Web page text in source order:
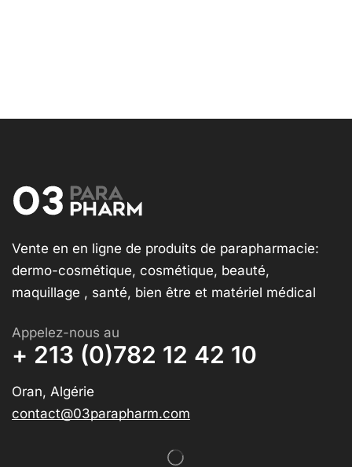
Vente en en ligne de produits de parapharmacie:
dermo-cosmétique, cosmétique, beauté,
maquillage , santé, bien être et matériel médical
Appelez-nous au
+ 213 (0)782 12 42 10
Oran, Algérie
contact@03parapharm.com